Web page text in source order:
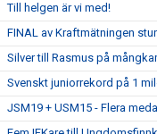
Till helgen är vi med!
FINAL av Kraftmätningen
Silver till Rasmus på
Svenskt juniorrekord på 1
JSM19 + USM15 - Flera